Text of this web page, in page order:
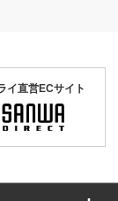
イ直営ECサイト